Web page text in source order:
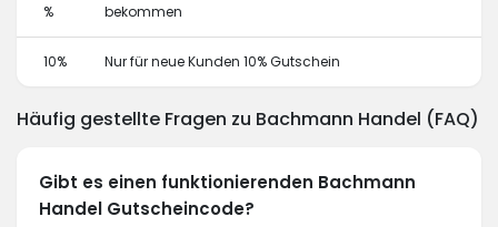
%
bekommen
10% Nur für neue Kunden 10% Gutschein
Häufig gestellte Fragen zu Bachmann Handel (FAQ)
Gibt es einen funktionierenden Bachmann
Handel Gutscheincode?